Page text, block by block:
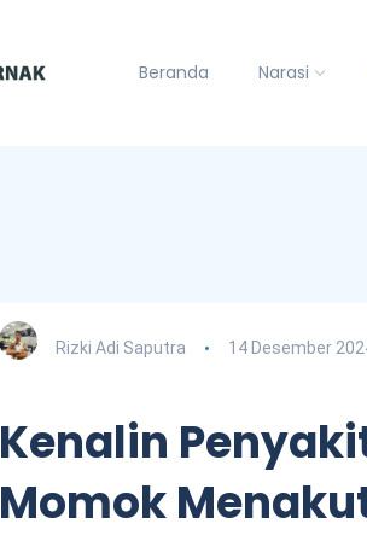
Beranda Narasi
Rizki Adi Saputra 14 Desember
Kenalin
Momok